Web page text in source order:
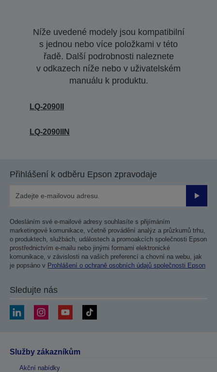
Níže uvedené modely jsou kompatibilní
s jednou nebo více položkami v této
řadě. Další podrobnosti naleznete
v odkazech níže nebo v uživatelském
manuálu k produktu.
LQ-2090II
LQ-2090IIN
Přihlášení k odběru Epson zpravodaje
Odesláním své e-mailové adresy souhlasíte s přijímáním
marketingové komunikace, včetně provádění analýz a průzkumů trhu,
o produktech, službách, událostech a promoakcích společnosti Epson
prostřednictvím e-mailu nebo jinými formami elektronické
komunikace, v závislosti na vašich preferencí a chovní na webu, jak
je popsáno v Prohlášení o ochraně osobních údajů společnosti Epson
Sledujte nás
Služby zákazníkům
Akční nabídky